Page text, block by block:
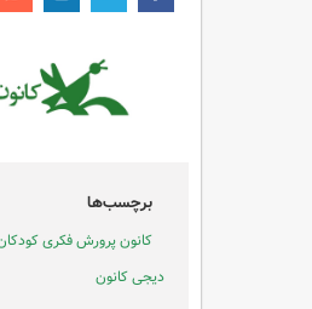
برچسب‌ها
کانون پرورش فکری
دیجی کانون